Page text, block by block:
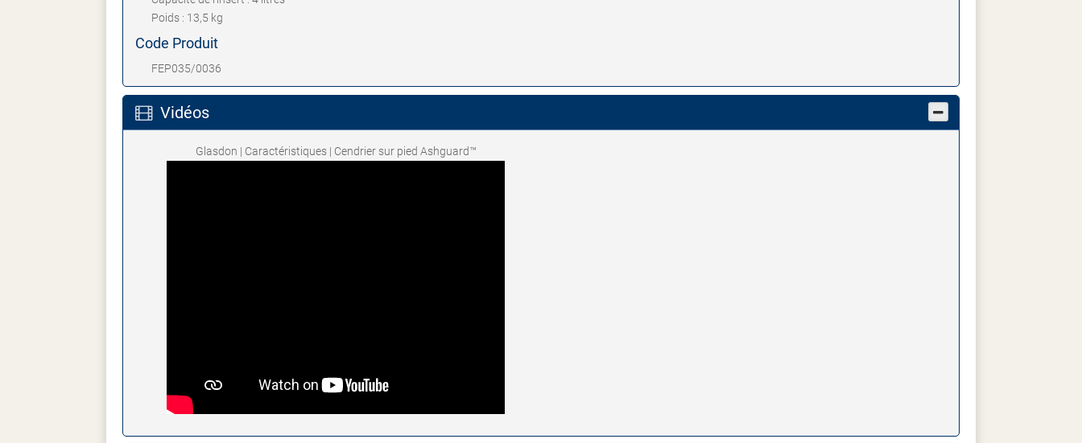
Poids : 13,5 kg
Code Produit
FEP035/0036
Vidéos
Glasdon | Caractéristiques | Cendrier sur pied Ashguard™